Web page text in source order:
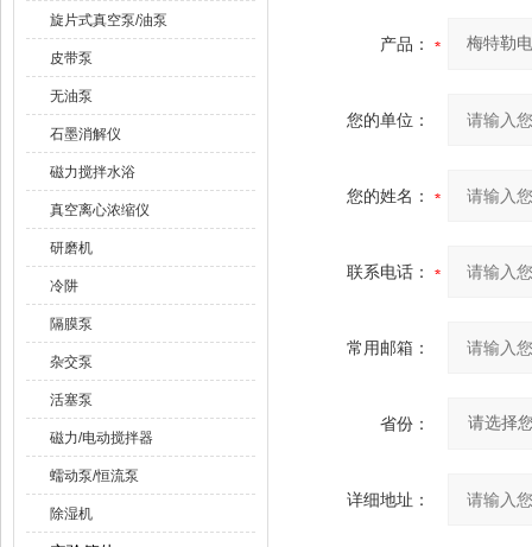
旋片式真空泵/油泵
皮带泵
无油泵
石墨消解仪
磁力搅拌水浴
真空离心浓缩仪
研磨机
冷阱
隔膜泵
杂交泵
活塞泵
磁力/电动搅拌器
蠕动泵/恒流泵
除湿机
产品：
您的单位：
您的姓名：
联系电话：
常用邮箱：
省份：
详细地址：